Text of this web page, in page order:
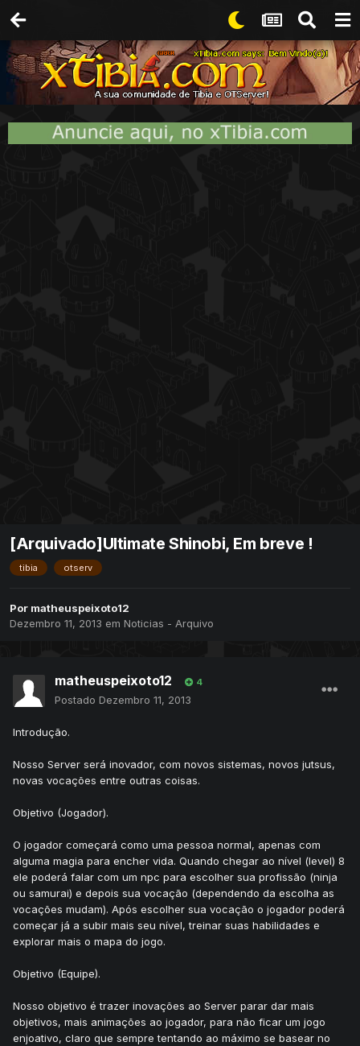
[Arquivado]Ultimate Shinobi, Em breve !
tibia otserv
Por matheuspeixoto12
Dezembro 11, 2013 em Noticias - Arquivo
matheuspeixoto12 4
Postado Dezembro 11, 2013
Introdução.
Nosso Server será inovador, com novos sistemas, novos jutsus,
novas vocações entre outras coisas.
Objetivo (Jogador).
O jogador começará como uma pessoa normal, apenas com
alguma magia para encher vida. Quando chegar ao nível (level) 8
ele poderá falar com um npc para escolher sua profissão (ninja
ou samurai) e depois sua vocação (dependendo da escolha as
vocações mudam). Após escolher sua vocação o jogador poderá
começar já a subir mais seu nível, treinar suas habilidades e
explorar mais o mapa do jogo.
Objetivo (Equipe).
Nosso objetivo é trazer inovações ao Server parar dar mais
objetivos, mais animações ao jogador, para não ficar um jogo
enjoativo, claro que sempre tentando ao máximo se basear no